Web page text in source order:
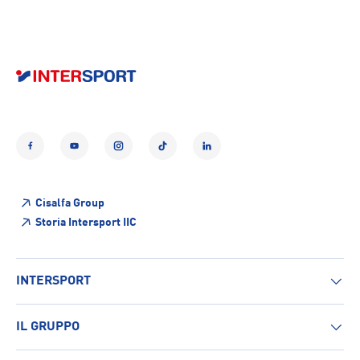
YouTubeInstagramTikTok LinkedIn
Cisalfa Group
Storia Intersport IIC
INTERSPORT
IL GRUPPO